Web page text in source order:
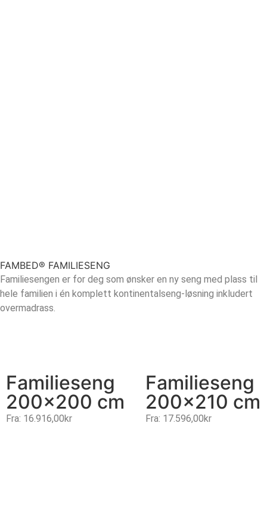
FAMBED® FAMILIESENG
Familiesengen er for deg som ønsker en ny seng med plass til
hele familien i én komplett kontinentalseng-løsning inkludert
overmadrass.
Familieseng
200×200 cm
Fra: 16.916,00kr
Familieseng
200×210 cm
Fra: 17.596,00kr